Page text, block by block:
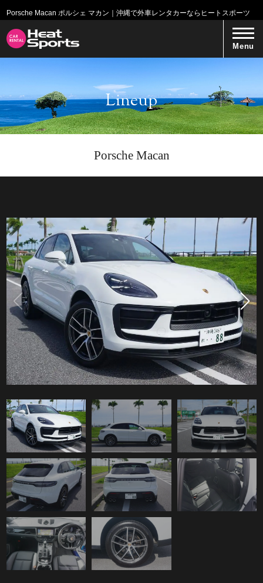
Porsche Macan ポルシェ マカン｜沖縄で外車レンタカーならヒートスポーツ
Menu
Lineup
Porsche Macan